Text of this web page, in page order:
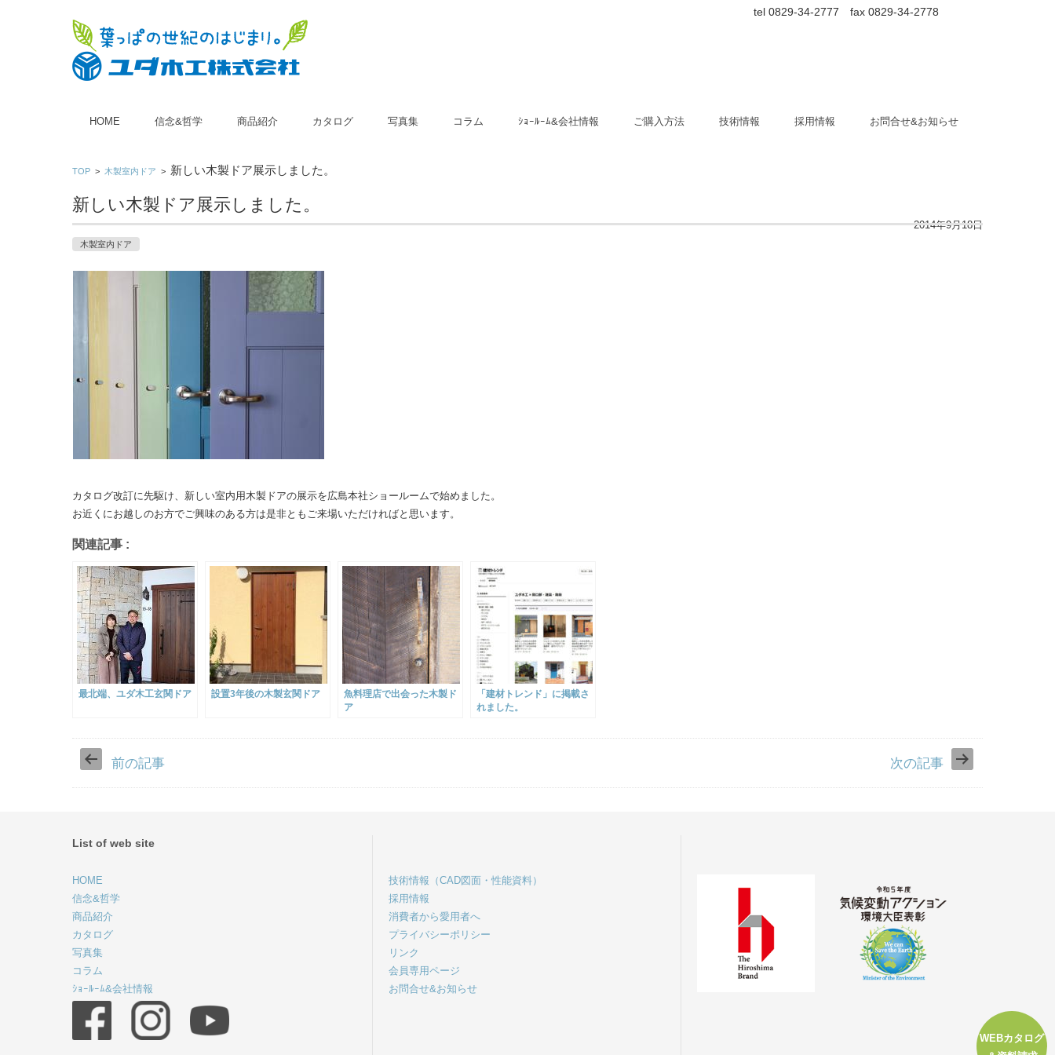
tel 0829-34-2777 fax 0829-34-2778
HOME
信念&哲学 商品紹介 カタログ 写真集 コラム ｼｮｰﾙｰﾑ&会社情報 ご購入方法 技術情報 採用情報 お問合せ&お知らせ
TOP > 木製室内ドア > 新しい木製ドア展示しました。
新しい木製ドア展示しました。
2014年9月18日
木製室内ドア
カタログ改訂に先駆け、新しい室内用木製ドアの展示を広島本社ショールームで始めました。
お近くにお越しのお方でご興味のある方は是非ともご来場いただければと思います。
関連記事 :
最北端、ユダ木工玄関ドア 設置3年後の木製玄関ドア
魚料理店で出会った木製ド
ア
「建材トレンド」に掲載さ
れました。
前の記事 次の記事
List of web site
HOME
信念&哲学
商品紹介
カタログ
写真集
コラム
ｼｮｰﾙｰﾑ&会社情報
技術情報（CAD図面・性能資料）
採用情報
消費者から愛用者へ
プライバシーポリシー
リンク
会員専用ページ
お問合せ&お知らせ
WEBカタログ